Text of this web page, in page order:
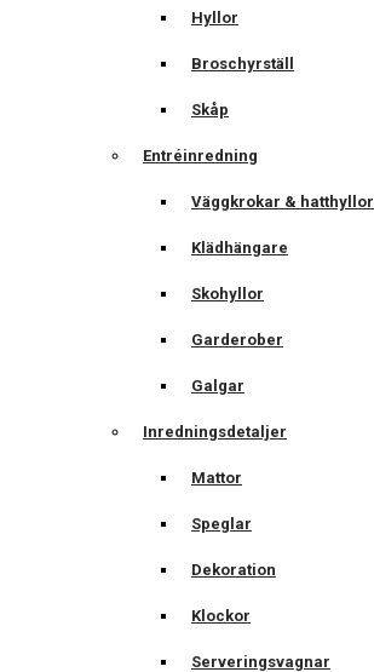
Hyllor
Broschyrställ
Skåp
Entréinredning
Väggkrokar & hatthyllor
Klädhängare
Skohyllor
Garderober
Galgar
Inredningsdetaljer
Mattor
Speglar
Dekoration
Klockor
Serveringsvagnar